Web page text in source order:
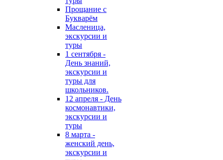
Прощание с
Букварём
Масленица,
экскурсии и
туры
1 сентября -
День знаний,
экскурсии и
туры для
школьников.
12 апреля - День
космонавтики,
экскурсии и
туры
8 марта -
женский день,
экскурсии и